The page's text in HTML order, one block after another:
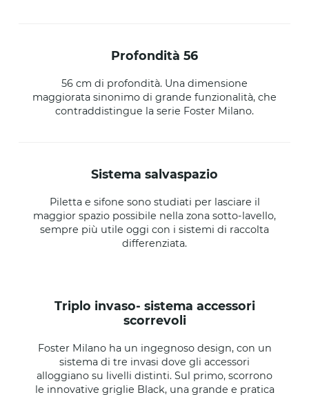
profondità 56
56 cm di profondità. Una dimensione
maggiorata sinonimo di grande funzionalità, che
contraddistingue la serie Foster Milano.
sistema salvaspazio
Piletta e sifone sono studiati per lasciare il
maggior spazio possibile nella zona sotto-lavello,
sempre più utile oggi con i sistemi di raccolta
differenziata.
triplo invaso- sistema accessori
scorrevoli
Foster Milano ha un ingegnoso design, con un
sistema di tre invasi dove gli accessori
alloggiano su livelli distinti. Sul primo, scorrono
le innovative griglie Black, una grande e pratica